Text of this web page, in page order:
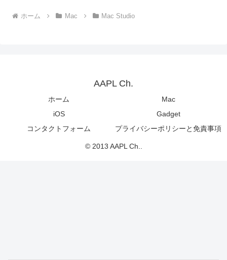
ホーム Mac Mac Studio
AAPL Ch.
ホーム
Mac
iOS
Gadget
コンタクトフォーム
プライバシーポリシーと免責事項
© 2013 AAPL Ch..